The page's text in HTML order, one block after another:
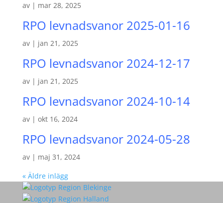
av | mar 28, 2025
RPO levnadsvanor 2025-01-16
av | jan 21, 2025
RPO levnadsvanor 2024-12-17
av | jan 21, 2025
RPO levnadsvanor 2024-10-14
av | okt 16, 2024
RPO levnadsvanor 2024-05-28
av | maj 31, 2024
« Äldre inlägg